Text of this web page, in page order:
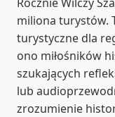
miliona turystów.
turystyczne dla
ono miłośników
szukających
lub
zrozumienie